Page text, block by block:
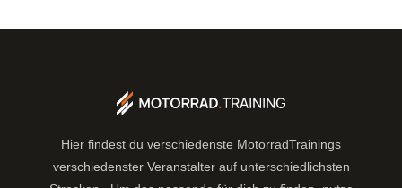
Hier findest du verschiedenste MotorradTrainings
verschiedenster Veranstalter auf unterschiedlichsten